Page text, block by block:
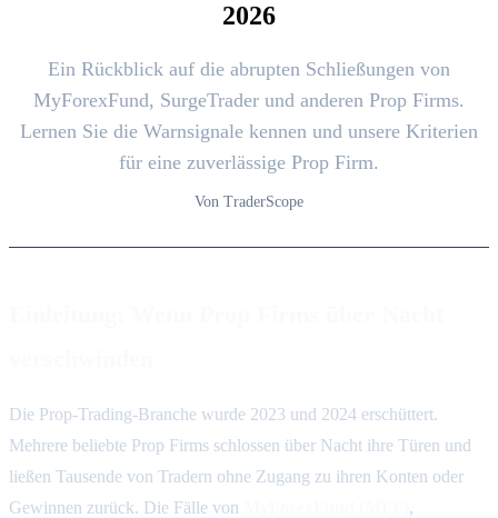
2026
Ein Rückblick auf die abrupten Schließungen von
MyForexFund, SurgeTrader und anderen Prop Firms.
Lernen Sie die Warnsignale kennen und unsere Kriterien
für eine zuverlässige Prop Firm.
Von TraderScope
Die Prop-Trading-Branche wurde 2023 und 2024 erschüttert.
Mehrere beliebte Prop Firms schlossen über Nacht ihre Türen und
ließen Tausende von Tradern ohne Zugang zu ihren Konten oder
Gewinnen zurück. Die Fälle von
,